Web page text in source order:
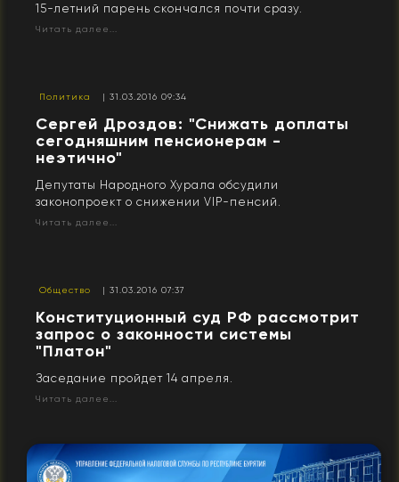
15-летний парень скончался почти сразу.
Читать далее...
Политика | 31.03.2016 09:34
Сергей Дроздов: "Снижать доплаты
сегодняшним пенсионерам -
неэтично"
Депутаты Народного Хурала обсудили
законопроект о снижении VIP-пенсий.
Читать далее...
Общество | 31.03.2016 07:37
Конституционный суд РФ рассмотрит
запрос о законности системы
"Платон"
Заседание пройдет 14 апреля.
Читать далее...